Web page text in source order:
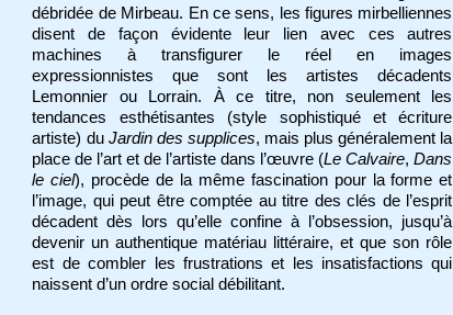
débridée de Mirbeau. En ce sens, les figures mirbelliennes
disent de façon évidente leur lien avec ces autres
machines à transfigurer le réel en images
expressionnistes que sont les artistes décadents
Lemonnier ou Lorrain. À ce titre, non seulement les
tendances esthétisantes (style sophistiqué et écriture
artiste) du Jardin des supplices, mais plus généralement la
place de l’art et de l’artiste dans l’œuvre (Le Calvaire,Dans
le ciel), procède de la même fascination pour la forme et
l’image, qui peut être comptée au titre des clés de l’esprit
décadent dès lors qu’elle confine à l’obsession, jusqu’à
devenir un authentique matériau littéraire, et que son rôle
est de combler les frustrations et les insatisfactions qui
naissent d’un ordre social débilitant.